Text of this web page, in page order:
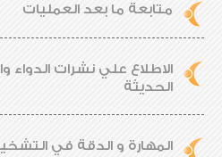
متابعة ما بعد العمليات
الاطلاع علي نشرات الدواء
الحديثة
المهارة و الدقة في